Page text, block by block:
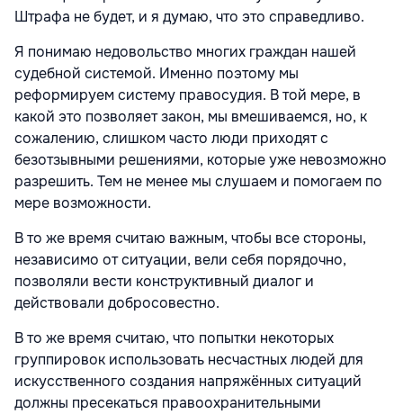
Штрафа не будет, и я думаю, что это справедливо.
Я понимаю недовольство многих граждан нашей
судебной системой. Именно поэтому мы
реформируем систему правосудия. В той мере, в
какой это позволяет закон, мы вмешиваемся, но, к
сожалению, слишком часто люди приходят с
безотзывными решениями, которые уже невозможно
разрешить. Тем не менее мы слушаем и помогаем по
мере возможности.
В то же время считаю важным, чтобы все стороны,
независимо от ситуации, вели себя порядочно,
позволяли вести конструктивный диалог и
действовали добросовестно.
В то же время считаю, что попытки некоторых
группировок использовать несчастных людей для
искусственного создания напряжённых ситуаций
должны пресекаться правоохранительными